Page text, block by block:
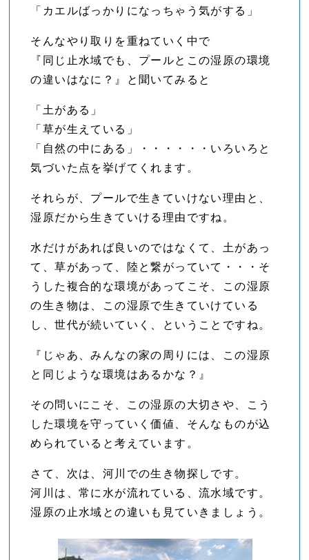
「カエルばっかりになっちゃう気がする」
そんなやり取りを重ねていく中で
『同じ止水域でも、プールとこの湿原の環境
の違いはなに？』と聞いてみると
「土がある」
「草が生えている」
「自然の中にある」・・・・・・いろいろと
気づいた点を挙げてくれます。
それらが、プールで生きていけない理由と、
湿原だから生きていける理由ですね。
水だけがあれば良いのではなくて、土があっ
て、草があって、陸と繋がっていて・・・そ
うした複合的な環境があってこそ、この湿原
の生き物は、この湿原で生きていけている
し、世代が続いていく、ということですね。
『じゃあ、みんなの家の周りには、この湿原
と同じような環境はあるかな？』
その問いにこそ、この湿原の大切さや、こう
した環境を守っていく価値、そんなものが込
められていると考えています。
さて、次は、河川での生き物探しです。
河川は、常に水が流れている、流水域です。
湿原の止水域との違いも見ていきましょう。